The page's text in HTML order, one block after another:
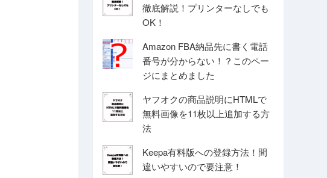
徹底解説！プリンターなしでも
OK！
Amazon FBA納品先に書く電話
番号が分からない！？このペー
ジにまとめました
ヤフオクの商品説明にHTMLで
無料画像を11枚以上追加する方
法
Keepa有料版への登録方法！間
違いやすいので要注意！